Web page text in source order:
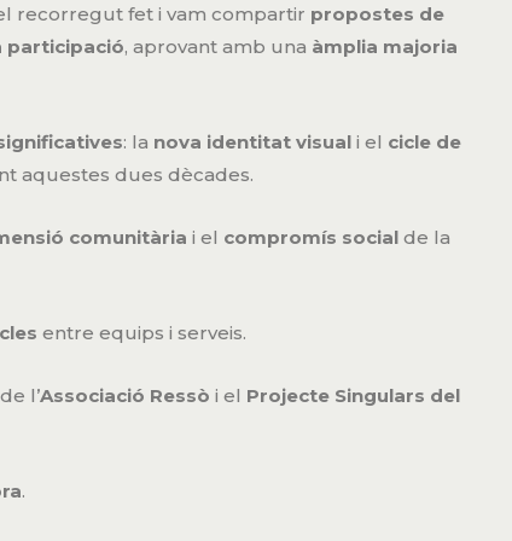
recorregut fet i vam compartir propostes de
participació, aprovant amb una àmplia majoria
: la nova identitat visual i el cicle de
aquestes dues dècades.
comunitària i el compromís social de la
entre equips i serveis.
l’Associació Ressò i el Projecte Singulars del
.